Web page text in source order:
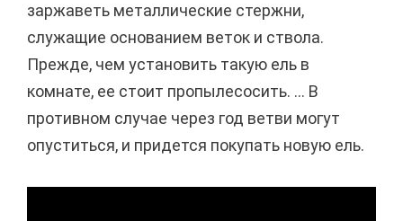
заржаветь металлические стержни,
служащие основанием веток и ствола.
Прежде, чем установить такую ель в
комнате, ее стоит пропылесосить. ... В
противном случае через год ветви могут
опуститься, и придется покупать новую ель.